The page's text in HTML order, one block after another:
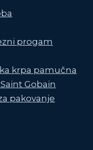
progam
krpa pamučna
Gobain
pakovanje